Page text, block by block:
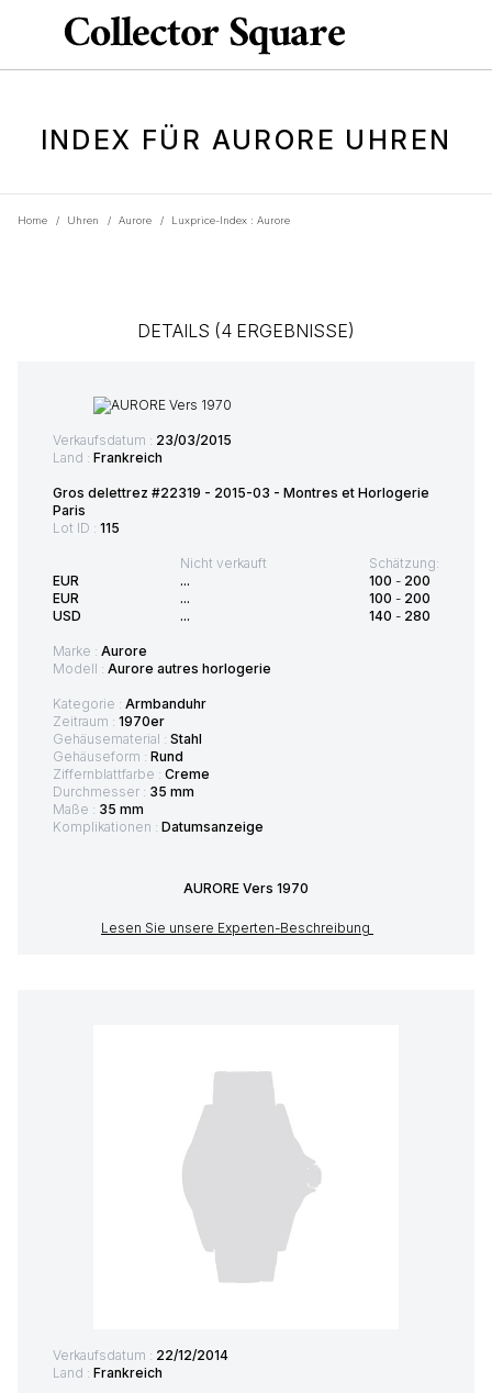
INDEX FÜR AURORE UHREN
Home / Uhren / Aurore / Luxprice-Index : Aurore
DETAILS (4 ERGEBNISSE)
Verkaufsdatum : 23/03/2015
Land : Frankreich
Gros delettrez #22319 - 2015-03 - Montres et Horlogerie
Paris
Lot ID : 115
EUR
EUR
USD
Nicht verkauft
...
...
...
Schätzung:
100 - 200
100 - 200
140 - 280
Marke : Aurore
Modell : Aurore autres horlogerie
Kategorie : Armbanduhr
Zeitraum : 1970er
Gehäusematerial : Stahl
Gehäuseform : Rund
Ziffernblattfarbe : Creme
Durchmesser : 35 mm
Maße : 35 mm
Komplikationen : Datumsanzeige
AURORE Vers 1970
Lesen Sie unsere Experten-Beschreibung
Verkaufsdatum : 22/12/2014
Land : Frankreich